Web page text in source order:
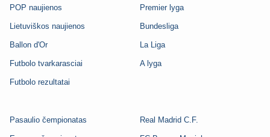
POP naujienos
Lietuviškos naujienos
Ballon d'Or
Futbolo tvarkarasciai
Futbolo rezultatai
Premier lyga
Bundesliga
La Liga
A lyga
Pasaulio čempionatas Real Madrid C.F.